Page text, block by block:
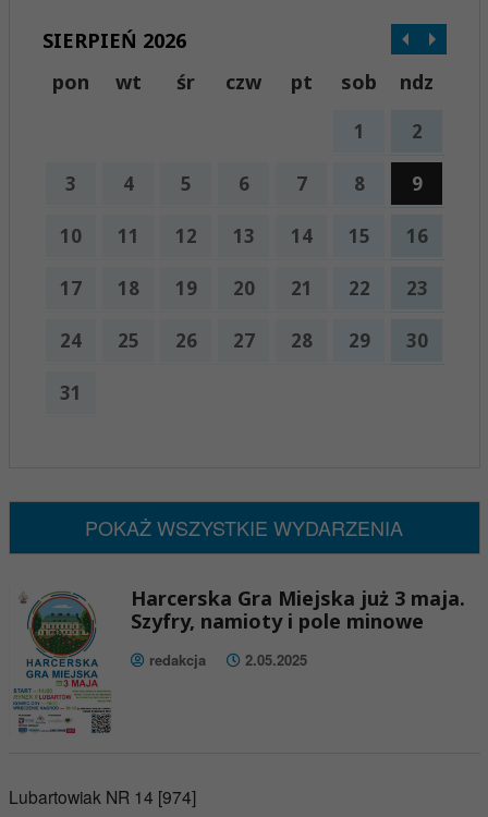
SIERPIEŃ 2026
pon
wt śr czw pt sob ndz
1 2
3 4 5 6 7 8 9
10 11 12 13 14 15 16
17 18 19 20 21 22 23
24 25 26 27 28 29 30
31
POKAŻ WSZYSTKIE WYDARZENIA
Harcerska Gra Miejska już 3 maja.
Szyfry, namioty i pole minowe
redakcja 2.05.2025
Lubartowiak NR 14 [974]